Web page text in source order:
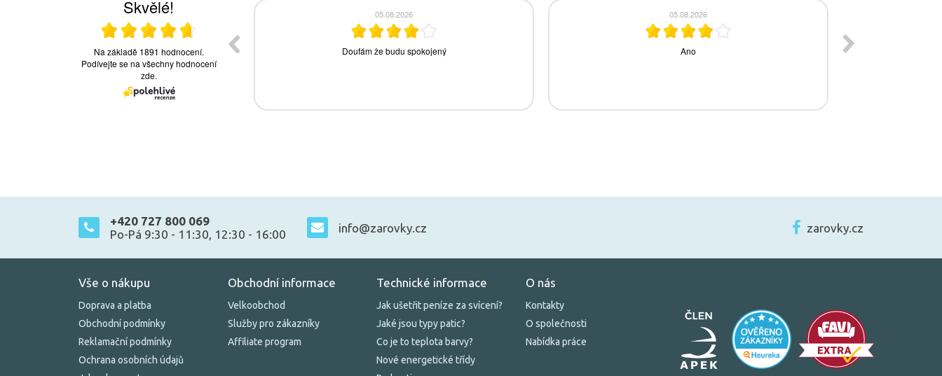
+420 727 800 069
Po-Pá 9:30 - 11:30, 12:30 - 16:00
info@zarovky.cz zarovky.cz
Vše o nákupu
Doprava a platba
Obchodní podmínky
Reklamační podmínky
Ochrana osobních údajů
Obchodní informace
Velkoobchod
Služby pro zákazníky
Affiliate program
Technické informace
Jak ušetřit peníze za svícení?
Jaké jsou typy patic?
Co je to teplota barvy?
Nové energetické třídy
O nás
Kontakty
O společnosti
Nabídka práce